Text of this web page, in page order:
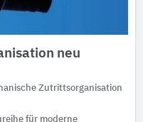
neu
Zutrittsorganisation
für moderne